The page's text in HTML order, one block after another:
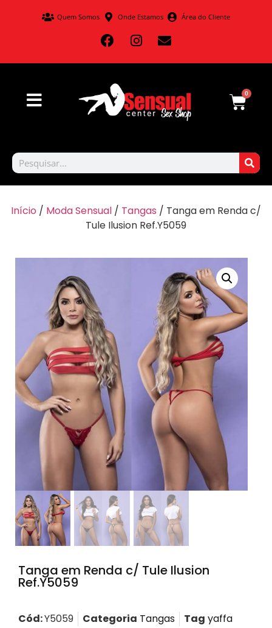
Quem Somos Onde Estamos Área do Cliente
0
Início / Moda Sensual / Tangas / Tanga em Renda c/
Tule Ilusion Ref.Y5059
Tanga em Renda c/ Tule Ilusion
Ref.Y5059
Cód:Y5059 Categoria Tangas Tag yaffa